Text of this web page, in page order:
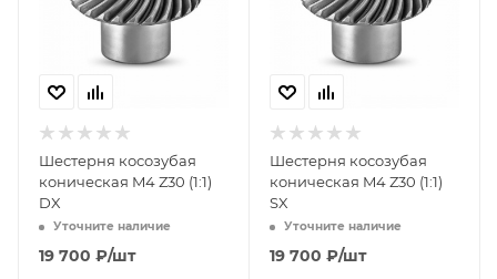
Шестерня косозубая
коническая M4 Z30 (1:1)
DX
Уточните наличие
19 700 ₽/шт
Шестерня косозубая
коническая M4 Z30 (1:1)
SX
Уточните наличие
19 700 ₽/шт